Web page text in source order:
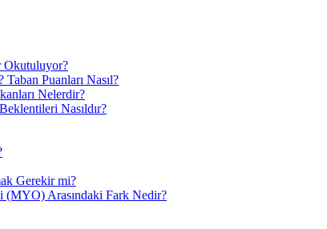
Okutuluyor?
Puanları Nasıl?
Nelerdir?
Nasıldır?
Gerekir mi?
Arasındaki Fark Nedir?